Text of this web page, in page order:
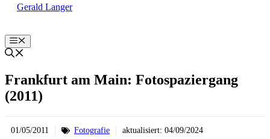
Gerald Langer
Menü
Frankfurt am Main: Fotospaziergang
(2011)
01/05/2011 Fotografie aktualisiert: 04/09/2024